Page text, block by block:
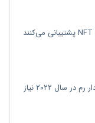
گوشی‌های اندرویدی چه مقدار رم در سال ۲۰۲۲ نیاز